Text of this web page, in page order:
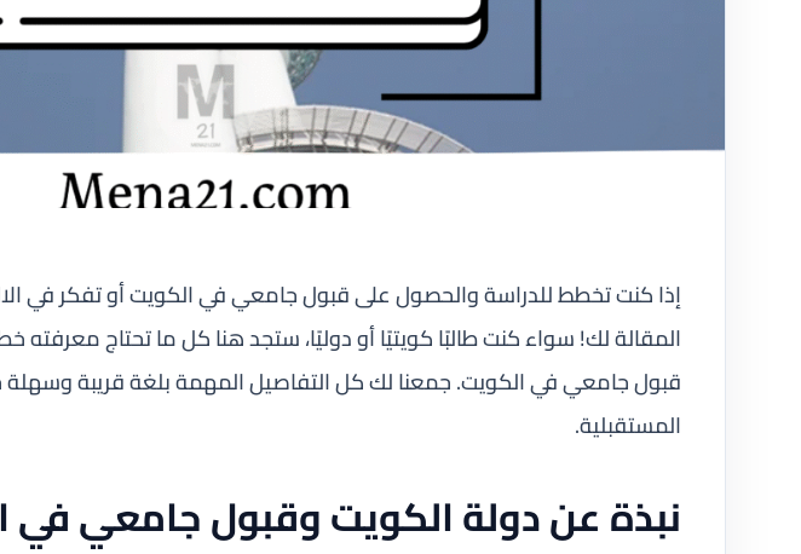
إذا كنت تخطط للدراسة والحصول على قبول جامعي في الكويت أو تفكر في
المقالة لك! سواء كنت طالبًا كويتيًا أو دوليًا، ستجد هنا كل ما تحتاج
قبول جامعي في الكويت. جمعنا لك كل التفاصيل المهمة بلغة قريبة
المستقبلية.
نبذة عن دولة الكويت وقبول جامعي في